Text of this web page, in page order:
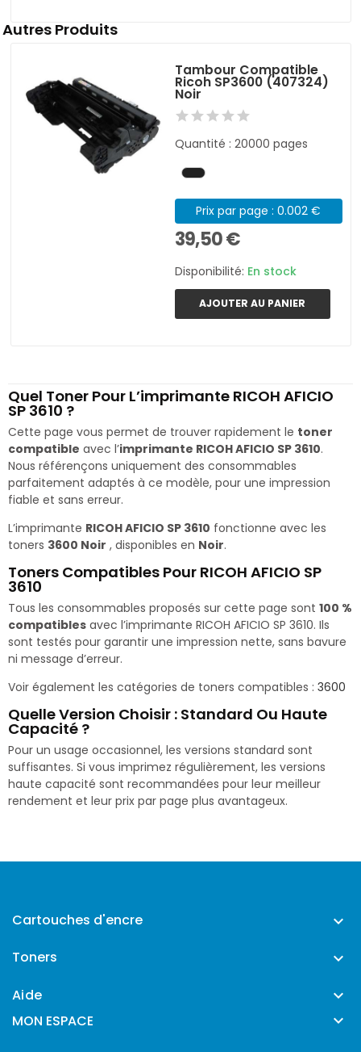
Autres Produits
Tambour Compatible
Ricoh SP3600 (407324)
Noir
Quantité : 20000 pages
Prix par page : 0.002 €
39,50 €
Disponibilité: En stock
AJOUTER AU PANIER
Quel Toner Pour L’imprimante RICOH AFICIO
SP 3610 ?
Cette page vous permet de trouver rapidement le toner
compatible avec l’imprimante RICOH AFICIO SP 3610.
Nous référençons uniquement des consommables
parfaitement adaptés à ce modèle, pour une impression
fiable et sans erreur.
L’imprimante RICOH AFICIO SP 3610 fonctionne avec les
toners 3600 Noir , disponibles en Noir.
Toners Compatibles Pour RICOH AFICIO SP
3610
Tous les consommables proposés sur cette page sont 100 %
compatibles avec l’imprimante RICOH AFICIO SP 3610. Ils
sont testés pour garantir une impression nette, sans bavure
ni message d’erreur.
Voir également les catégories de toners compatibles : 3600
Quelle Version Choisir : Standard Ou Haute
Capacité ?
Pour un usage occasionnel, les versions standard sont
suffisantes. Si vous imprimez régulièrement, les versions
haute capacité sont recommandées pour leur meilleur
rendement et leur prix par page plus avantageux.
Cartouches d'encre 
Toners 
Aide 
MON ESPACE 